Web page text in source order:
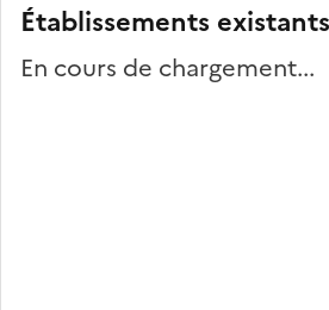
Établissements
En cours de chargement...